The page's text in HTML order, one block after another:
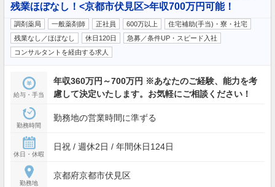
残業ほぼなし！<京都市伏見区>年収700万円可能！
調剤薬局 一般薬剤師 正社員 600万以上
住宅補助(手当)・寮・社宅
残業なし／ほぼなし
休日120日
急募／条件UP・スピード入社
コンサルタントを経由する求人
給与・手当
年収360万円～700万円 ※あなたのご経験、能力を考
慮して決定いたします。お気軽にご相談ください！
勤務時間
勤務地の営業時間に準ずる
休日・休暇
日祝 / 週休2日 / 年間休日124日
勤務地
京都府京都市伏見区